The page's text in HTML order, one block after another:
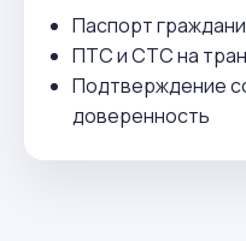
Паспорт
ПТС и СТС на
Подтверждение
доверенность